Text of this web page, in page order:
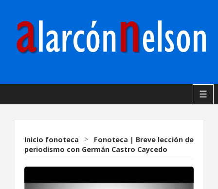
☰
Inicio fonoteca >
Fonoteca | Breve lección de
periodismo con Germán Castro Caycedo